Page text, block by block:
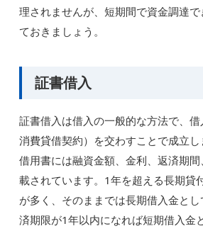
理されませんが、短期間で資金調達で
ておきましょう。
証書借入
証書借入は借入の一般的な方法で、
消費貸借契約）を交わすことで成立し
借用書には融資金額、金利、返済期
載されています。1年を超える長期貸
が多く、そのままでは長期借入金と
済期限が1年以内になれば短期借入金